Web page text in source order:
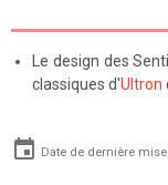
Le design des
classiques d'Ultron
Date de dernière